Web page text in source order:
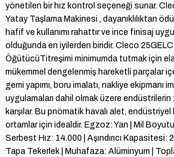
yönetilen bir hız kontrol seçeneği sunar.
Yatay Taşlama Makinesi , dayanıklılıktan
hafif ve kullanımı rahattır ve ince finisaj
olduğunda en iyilerden biridir. Cleco
ÖğütücüTitreşimi minimumda tutmak için
mükemmel dengelenmiş hareketli parçalar
gemi yapımı, boru imalatı, nakliye ekipmanı
uygulamaları dahil olmak üzere
karşılar. Bu pnömatik havalı alet, endüstriyel
ortamlar için idealdir. Egzoz: Yan | Mil Boyutu:
Serbest Hız: 14.000 | Aşındırıcı Kapasitesi:
Tapa Tekerlek | Muhafaza: Alüminyum |